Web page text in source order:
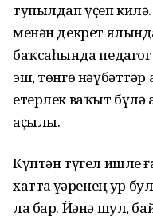
тупылдап үҫеп килә.
менән декрет
баҡсаһында
эш, төнгө
етерлек ваҡыт
аҫылы.
Күптән түгел ишле
хатта үҙҙәренең
ла бар. Йәнә шул,